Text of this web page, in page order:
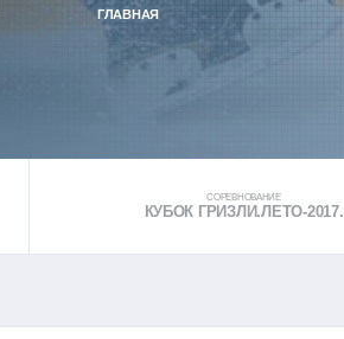
ГЛАВНАЯ
СОРЕВНОВАНИЕ
КУБОК ГРИЗЛИ.ЛЕТО-2017.